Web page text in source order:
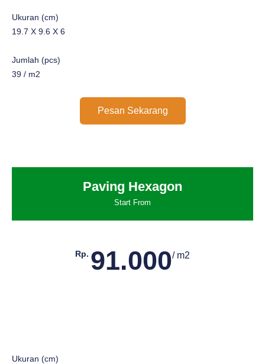
Ukuran (cm)
19.7 X 9.6 X 6
Jumlah (pcs)
39 / m2
Pesan Sekarang
Paving Hexagon
Start From
Rp. 91.000/ m2
Ukuran (cm)